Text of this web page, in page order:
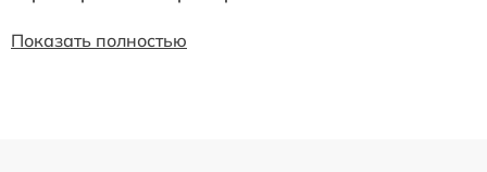
Показать полностью